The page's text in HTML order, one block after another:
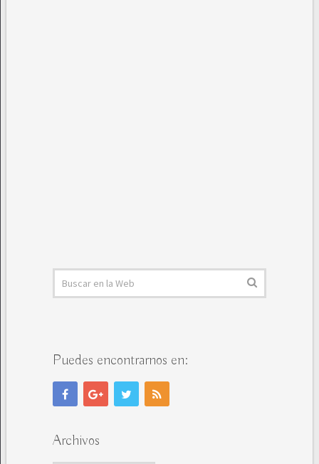
Puedes encontrarnos en:
Archivos